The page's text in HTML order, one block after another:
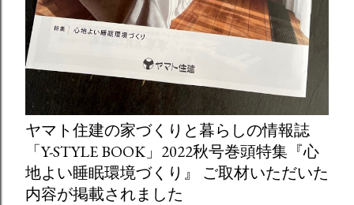
ヤマト住建の家づくりと暮らしの情報誌
「Y-STYLE BOOK」2022秋号巻頭特集『心
地よい睡眠環境づくり』 ご取材いただいた
内容が掲載されました